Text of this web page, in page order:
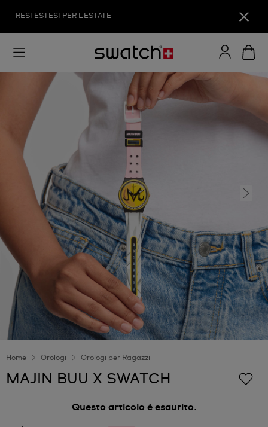
RESI ESTESI PER L'ESTATE
Home Orologi Orologi per Ragazzi
MAJIN BUU X SWATCH
Questo articolo è esaurito.